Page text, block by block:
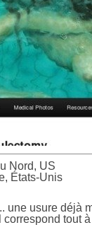
Nord, US
États-Unis
une usure déjà
tout